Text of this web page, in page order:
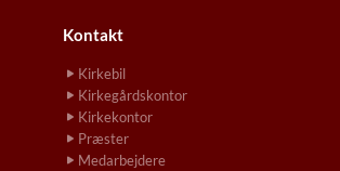
Kontakt
Kirkebil
Kirkegårdskontor
Kirkekontor
Præster
Medarbejdere